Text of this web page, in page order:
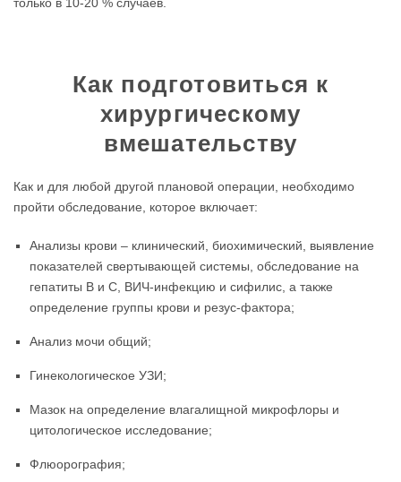
только в 10-20 % случаев.
Как подготовиться к
хирургическому
вмешательству
Как и для любой другой плановой операции, необходимо
пройти обследование, которое включает:
Анализы крови – клинический, биохимический, выявление
показателей свертывающей системы, обследование на
гепатиты B и C, ВИЧ-инфекцию и сифилис, а также
определение группы крови и резус-фактора;
Анализ мочи общий;
Гинекологическое УЗИ;
Мазок на определение влагалищной микрофлоры и
цитологическое исследование;
Флюорография;